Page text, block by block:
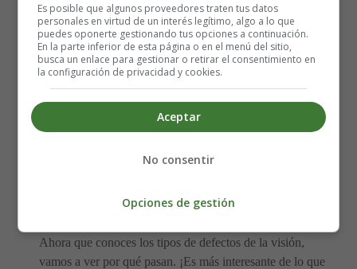
mayores. Los niños no suelen tenerlo, pero tus padres o
abuelos quizá sí. La presbicia hace que sea difícil ver
cosas de cerca, como leer letras pequeñas.
¿Por qué ocurren estos
defectos?
Ahora que conoces los tipos de defectos de la visión,
vamos a ver por qué pasan. ¡Es más interesante de lo que
Es posible que algunos proveedores traten tus datos
personales en virtud de un interés legítimo, algo a lo que
puedes oponerte gestionando tus opciones a continuación.
En la parte inferior de esta página o en el menú del sitio,
busca un enlace para gestionar o retirar el consentimiento en
la configuración de privacidad y cookies.
Aceptar
No consentir
Opciones de gestión